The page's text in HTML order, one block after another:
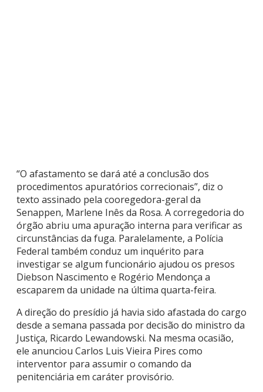
“O afastamento se dará até a conclusão dos
procedimentos apuratórios correcionais”, diz o
texto assinado pela cooregedora-geral da
Senappen, Marlene Inês da Rosa. A corregedoria do
órgão abriu uma apuração interna para verificar as
circunstâncias da fuga. Paralelamente, a Polícia
Federal também conduz um inquérito para
investigar se algum funcionário ajudou os presos
Diebson Nascimento e Rogério Mendonça a
escaparem da unidade na última quarta-feira.
A direção do presídio já havia sido afastada do cargo
desde a semana passada por decisão do ministro da
Justiça, Ricardo Lewandowski. Na mesma ocasião,
ele anunciou Carlos Luis Vieira Pires como
interventor para assumir o comando da
penitenciária em caráter provisório.